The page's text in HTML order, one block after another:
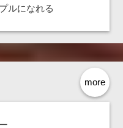
ルになれる
more